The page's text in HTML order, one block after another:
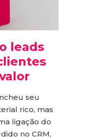
leads
seu
rico, mas
ligação do
no CRM,